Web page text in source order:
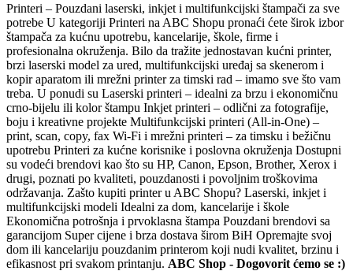
Printeri – Pouzdani laserski, inkjet i multifunkcijski štampači za sve
potrebe U kategoriji Printeri na ABC Shopu pronaći ćete širok izbor
štampača za kućnu upotrebu, kancelarije, škole, firme i
profesionalna okruženja. Bilo da tražite jednostavan kućni printer,
brzi laserski model za ured, multifunkcijski uređaj sa skenerom i
kopir aparatom ili mrežni printer za timski rad – imamo sve što vam
treba. U ponudi su Laserski printeri – idealni za brzu i ekonomičnu
crno-bijelu ili kolor štampu Inkjet printeri – odlični za fotografije,
boju i kreativne projekte Multifunkcijski printeri (All-in-One) –
print, scan, copy, fax Wi-Fi i mrežni printeri – za timsku i bežičnu
upotrebu Printeri za kućne korisnike i poslovna okruženja Dostupni
su vodeći brendovi kao što su HP, Canon, Epson, Brother, Xerox i
drugi, poznati po kvaliteti, pouzdanosti i povoljnim troškovima
održavanja. Zašto kupiti printer u ABC Shopu? Laserski, inkjet i
multifunkcijski modeli Idealni za dom, kancelarije i škole
Ekonomična potrošnja i prvoklasna štampa Pouzdani brendovi sa
garancijom Super cijene i brza dostava širom BiH Opremajte svoj
dom ili kancelariju pouzdanim printerom koji nudi kvalitet, brzinu i
efikasnost pri svakom printanju. ABC Shop - Dogovorit ćemo se :)